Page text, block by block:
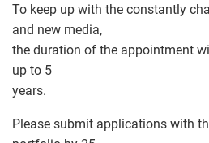
To keep up with the constantly
and new media,
the duration of the appointment
up to 5
years.
Please submit applications with